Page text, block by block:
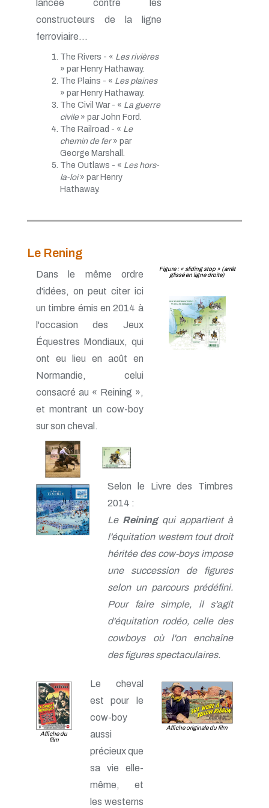
lancée contre les
constructeurs de la ligne
ferroviaire...
The Rivers - « Les rivières
» par Henry Hathaway.
The Plains - « Les plaines
» par Henry Hathaway.
The Civil War - « La guerre
civile» par John Ford.
The Railroad - « Le
chemin de fer» par
George Marshall.
The Outlaws - « Les hors-
la-loi» par Henry
Hathaway.
Le Rening
Dans le même ordre
d'idées, on peut citer ici
un timbre émis en 2014 à
l'occasion des Jeux
Équestres Mondiaux, qui
ont eu lieu en août en
Normandie, celui
consacré au « Reining »,
et montrant un cow-boy
sur son cheval.
Figure : « sliding stop » (arrêt
glissé en ligne droite)
Selon le Livre des Timbres
2014 :
Le Reiningqui appartient à
l'équitation western tout droit
héritée des cow-boys impose
une succession de figures
selon un parcours prédéfini.
Pour faire simple, il s'agit
d'équitation rodéo, celle des
cowboys où l'on enchaîne
des figures spectaculaires.
Affiche du
film
Le cheval
est pour le
cow-boy
aussi
précieux que
sa vie elle-
même, et
les westerns
Affiche originale du film